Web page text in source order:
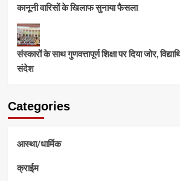
कानूनी वारिसों के खिलाफ सुनाया फैसला
संस्कारों के साथ गुणवत्तापूर्ण शिक्षा पर दिया जोर,
संदेश
Categories
आस्था/धार्मिक
क्राईम